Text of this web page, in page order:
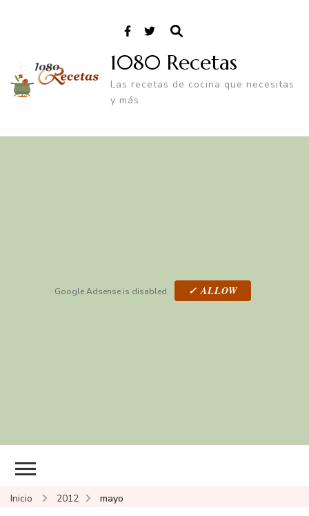
1080 Recetas
Las recetas de cocina que necesitas
y más
Google Adsense is disabled. ✓ ALLOW
Inicio 2012 mayo